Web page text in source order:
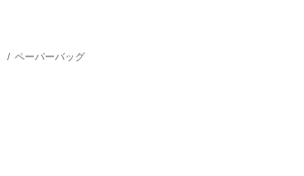
/ ペーパーバッグ